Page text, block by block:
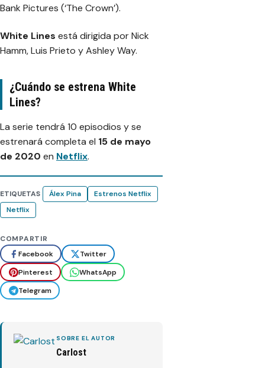
Bank Pictures (‘The Crown’).
White Lines está dirigida por Nick
Hamm, Luis Prieto y Ashley Way.
¿Cuándo se estrena White
Lines?
La serie tendrá 10 episodios y se
estrenará completa el 15 de mayo
de 2020 en Netflix.
ETIQUETAS Álex Pina
Estrenos Netflix
Netflix
COMPARTIR
Facebook
Twitter
Pinterest
WhatsApp
Telegram
SOBRE EL AUTOR
Carlost